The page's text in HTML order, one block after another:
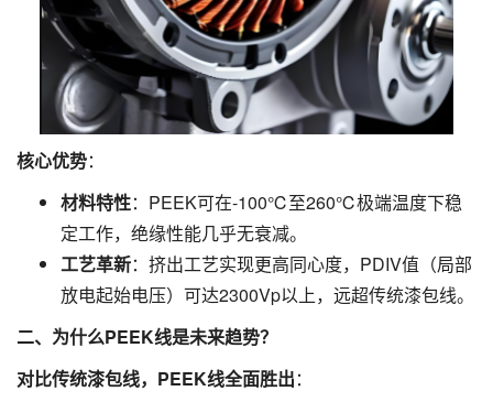
核心优势：
材料特性：PEEK可在-100℃至260℃极端温度下稳
定工作，绝缘性能几乎无衰减。
工艺革新：挤出工艺实现更高同心度，PDIV值（局部
放电起始电压）可达2300Vp以上，远超传统漆包线。
二、为什么PEEK线是未来趋势？
对比传统漆包线，PEEK线全面胜出：